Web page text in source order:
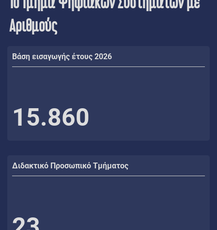
Αριθμούς
Βάση εισαγωγής έτους 2026
15.860
Διδακτικό Προσωπικό Τμήματος